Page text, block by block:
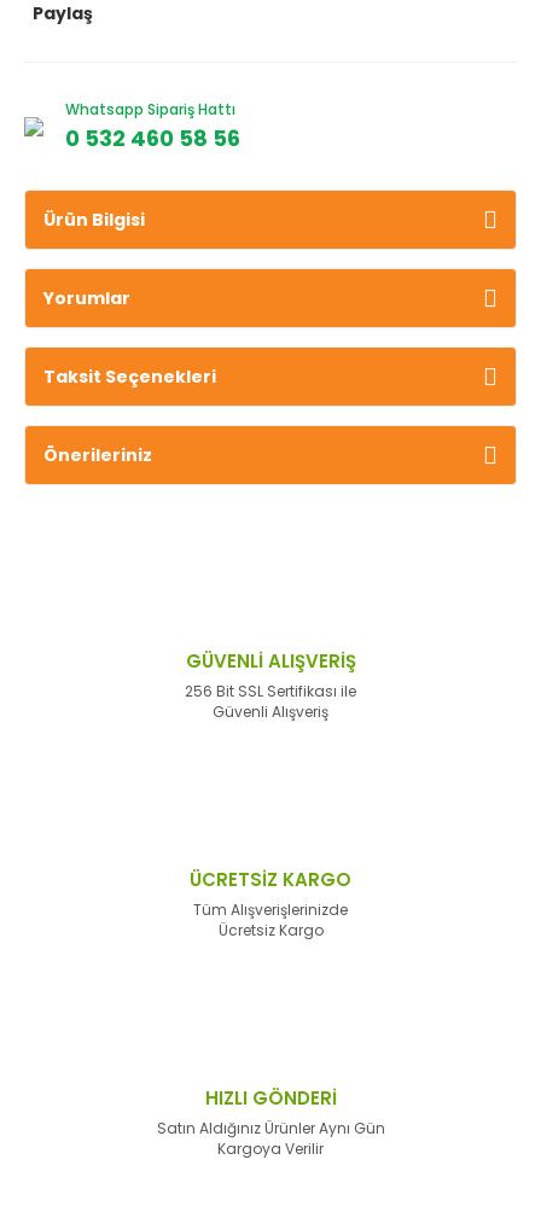
Paylaş
Whatsapp Sipariş Hattı
0 532 460 58 56
Ürün Bilgisi
Yorumlar
Taksit Seçenekleri
Önerileriniz
GÜVENLİ ALIŞVERİŞ
256 Bit SSL Sertifikası ile
Güvenli Alışveriş
ÜCRETSİZ KARGO
Tüm Alışverişlerinizde
Ücretsiz Kargo
HIZLI GÖNDERİ
Satın Aldığınız Ürünler Aynı Gün
Kargoya Verilir